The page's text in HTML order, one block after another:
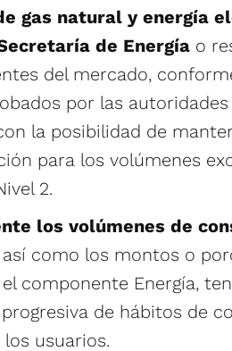
gas natural y energía
de Energía o
del mercado,
por las
la posibilidad de
para los volúmenes
2.
los volúmenes de
así como los montos o
componente Energía,
de hábitos de
usuarios.